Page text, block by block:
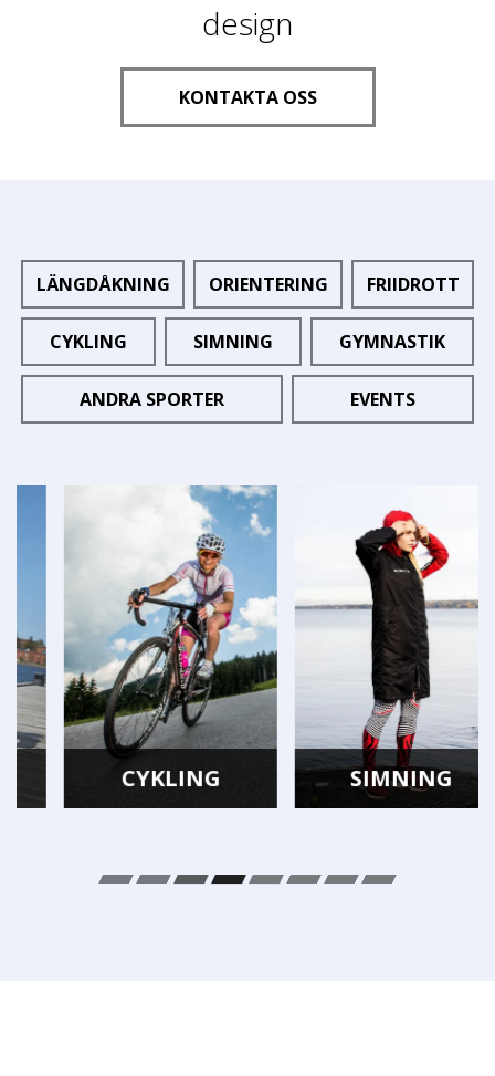
design
KONTAKTA OSS
LÄNGDÅKNING ORIENTERING FRIIDROTT
CYKLING SIMNING GYMNASTIK
ANDRA SPORTER EVENTS
CYKLING SIMNING